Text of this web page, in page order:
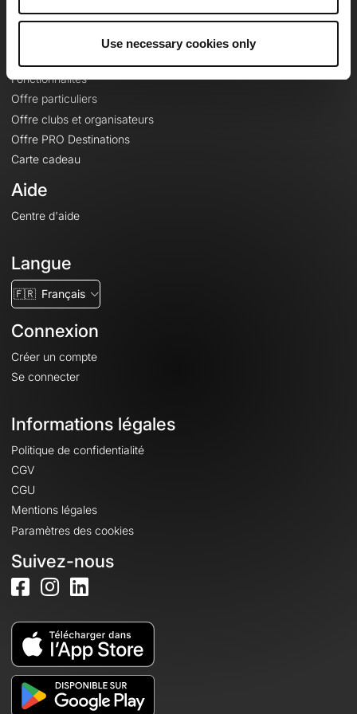
Use necessary cookies only
Fonctionnalités
Offre particuliers
Offre clubs et organisateurs
Offre PRO Destinations
Carte cadeau
Aide
Centre d'aide
Langue
🇫🇷 Français
Connexion
Créer un compte
Se connecter
Informations légales
Politique de confidentialité
CGV
CGU
Mentions légales
Paramètres des cookies
Suivez-nous